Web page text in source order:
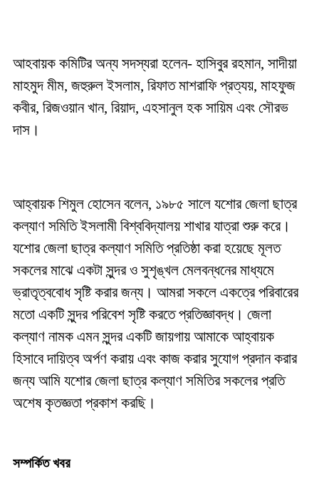
আহবায়ক কমিটির অন্য সদস্যরা হলেন- হাসিবুর রহমান, সাদীয়া
মাহমুদ মীম, জহুরুল ইসলাম, রিফাত মাশরাফি প্রত্যয়, মাহফুজ
কবীর, রিজওয়ান খান, রিয়াদ, এহসানুল হক সায়িম এবং সৌরভ
দাস।
আহ্বায়ক শিমুল হোসেন বলেন, ১৯৮৫ সালে যশোর জেলা ছাত্র
কল্যাণ সমিতি ইসলামী বিশ্ববিদ্যালয় শাখার যাত্রা শুরু করে।
যশোর জেলা ছাত্র কল্যাণ সমিতি প্রতিষ্ঠা করা হয়েছে মূলত
সকলের মাঝে একটা সুন্দর ও সুশৃঙ্খল মেলবন্ধনের মাধ্যমে
ভ্রাতৃত্ববোধ সৃষ্টি করার জন্য। আমরা সকলে একত্রে পরিবারের
মতো একটি সুন্দর পরিবেশ সৃষ্টি করতে প্রতিজ্ঞাবদ্ধ। জেলা
কল্যাণ নামক এমন সুন্দর একটি জায়গায় আমাকে আহ্বায়ক
হিসাবে দায়িত্ব অর্পণ করায় এবং কাজ করার সুযোগ প্রদান করার
জন্য আমি যশোর জেলা ছাত্র কল্যাণ সমিতির সকলের প্রতি
অশেষ কৃতজ্ঞতা প্রকাশ করছি।
সম্পর্কিত খবর